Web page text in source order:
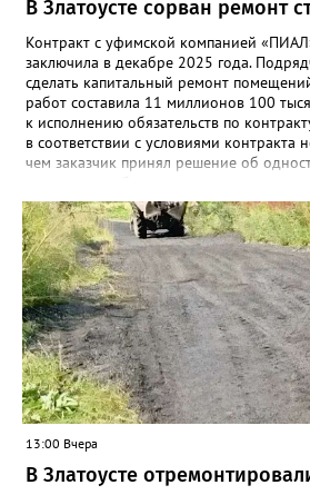
В Златоусте сорван ремонт
Контракт с уфимской компанией
заключила в декабре 2025 года.
сделать капитальный ремонт
работ составила 11 миллионов 100
к исполнению обязательств по
в соответствии с условиями контракта
чем заказчик принял решение об
Челябинском УФАС. Антимонопольная
решение включить ООО «ПИАЛ» в
поставщиков. В чёрном списке
года.
13:00 Вчера
В Златоусте